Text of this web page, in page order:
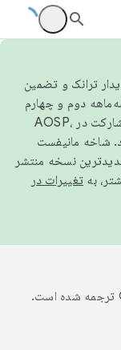
پایدار ترانک و تضمین
دوم و چهارم
شاخه مانیفست
نسخه منتشر
تغییرات در
ترجمه شده است.